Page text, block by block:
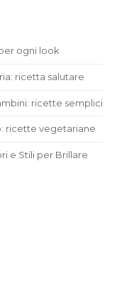
ogni look
ricetta salutare
ricette semplici
ricette vegetariane
e Stili per Brillare